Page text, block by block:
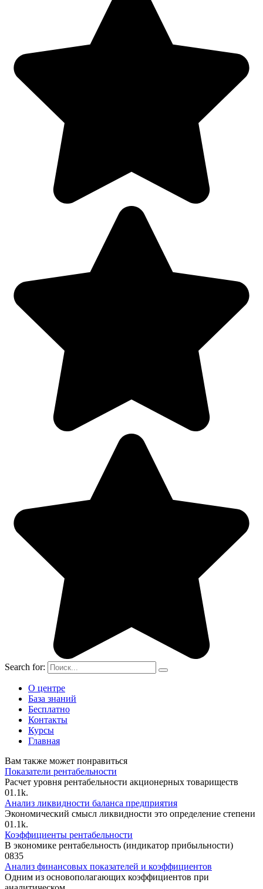
Search for:
О центре
База знаний
Бесплатно
Контакты
Курсы
Главная
Вам также может понравиться
Показатели рентабельности
Расчет уровня рентабельности акционерных товариществ
01.1k.
Анализ ликвидности баланса предприятия
Экономический смысл ликвидности это определение степени
01.1k.
Коэффициенты рентабельности
В экономике рентабельность (индикатор прибыльности)
0835
Анализ финансовых показателей и коэффициентов
Одним из основополагающих коэффициентов при